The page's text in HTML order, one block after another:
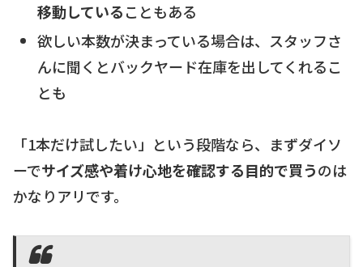
移動していることもある
欲しい本数が決まっている場合は、スタッフさ
んに聞くとバックヤード在庫を出してくれるこ
とも
「1本だけ試したい」という段階なら、まずダイソ
ーでサイズ感や着け心地を確認する目的で買うのは
かなりアリです。